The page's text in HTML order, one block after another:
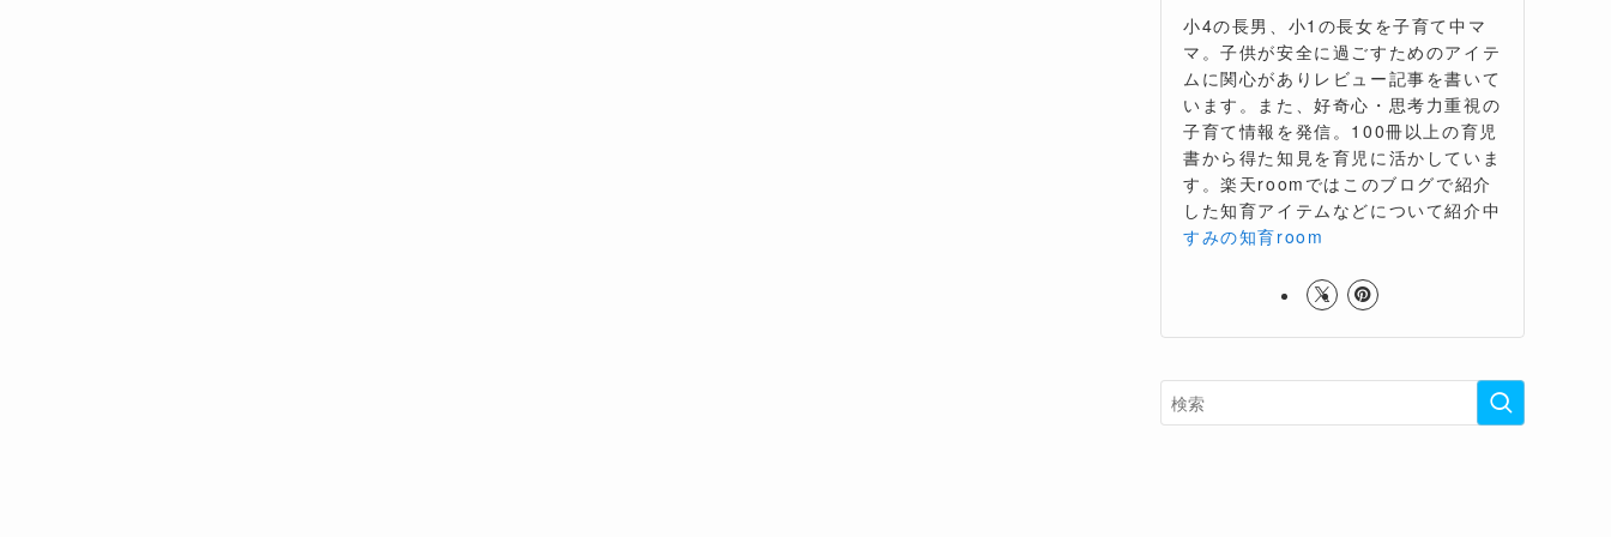
小4の長男、小1の長女を子育て中マ
マ。子供が安全に過ごすためのアイテ
ムに関心がありレビュー記事を書いて
います。また、好奇心・思考力重視の
子育て情報を発信。100冊以上の育児
書から得た知見を育児に活かしていま
す。楽天roomではこのブログで紹介
した知育アイテムなどについて紹介中
すみの知育room